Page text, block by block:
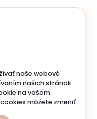
naše webové
našich stránok
na vašom
môžete zmeniť